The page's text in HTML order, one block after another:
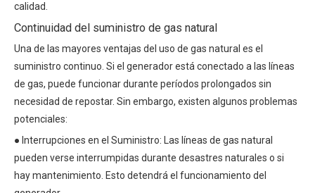
calidad.
Continuidad del suministro de gas natural
Una de las mayores ventajas del uso de gas natural es el
suministro continuo. Si el generador está conectado a las líneas
de gas, puede funcionar durante períodos prolongados sin
necesidad de repostar. Sin embargo, existen algunos problemas
potenciales:
● Interrupciones en el Suministro: Las líneas de gas natural
pueden verse interrumpidas durante desastres naturales o si
hay mantenimiento. Esto detendrá el funcionamiento del